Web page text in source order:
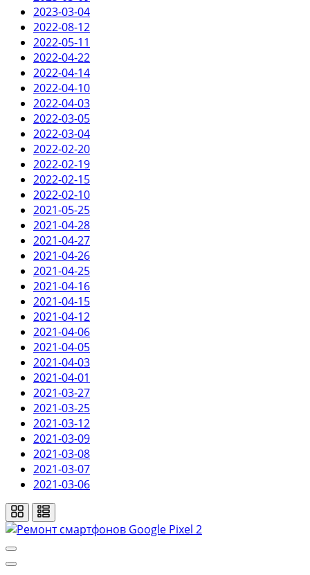
2023-03-04
2022-08-12
2022-05-11
2022-04-22
2022-04-14
2022-04-10
2022-04-03
2022-03-05
2022-03-04
2022-02-20
2022-02-19
2022-02-15
2022-02-10
2021-05-25
2021-04-28
2021-04-27
2021-04-26
2021-04-25
2021-04-16
2021-04-15
2021-04-12
2021-04-06
2021-04-05
2021-04-03
2021-04-01
2021-03-27
2021-03-25
2021-03-12
2021-03-09
2021-03-08
2021-03-07
2021-03-06